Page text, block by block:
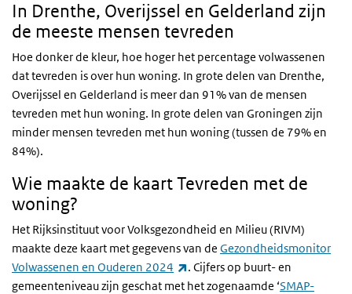
In Drenthe, Overijssel en Gelderland zijn
de meeste mensen tevreden
Hoe donker de kleur, hoe hoger het percentage volwassenen
dat tevreden is over hun woning. In grote delen van Drenthe,
Overijssel en Gelderland is meer dan 91% van de mensen
tevreden met hun woning. In grote delen van Groningen zijn
minder mensen tevreden met hun woning (tussen de 79% en
84%).
Wie maakte de kaart Tevreden met de
woning?
Het Rijksinstituut voor Volksgezondheid en Milieu (RIVM)
maakte deze kaart met gegevens van de Gezondheidsmonitor
Volwassenen en Ouderen 2024
(externe link)
. Cijfers op buurt- en
gemeenteniveau zijn geschat met het zogenaamde ‘SMAP-